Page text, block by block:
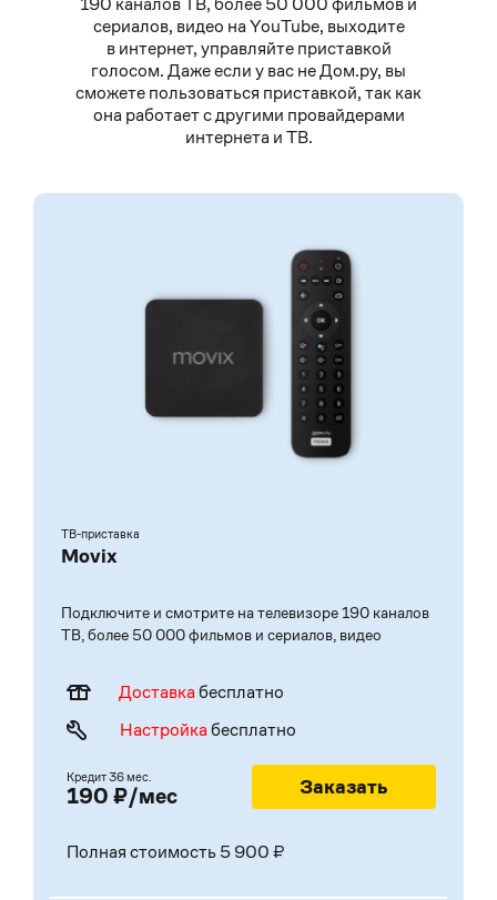
сериалов, видео на YouTube, выходите
в интернет, управляйте приставкой
голосом. Даже если у вас не Дом.ру, вы
сможете пользоваться приставкой, так как
она работает с другими провайдерами
интернета и ТВ.
ТВ-приставка
Movix
Подключите и смотрите на телевизоре 190 каналов
ТВ, более 50 000 фильмов и сериалов, видео
Доставкабесплатно
Настройкабесплатно
Кредит 36 мес.
190 ₽/мес Заказать
Полная стоимость 5 900 ₽